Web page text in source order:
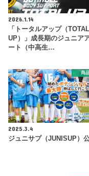
2026.1.14
「トータルアップ（TOTAL
UP）」成長期のジュニア
ート（中高生…
商
2025.3.4
ジュニサプ（JUNISUP）